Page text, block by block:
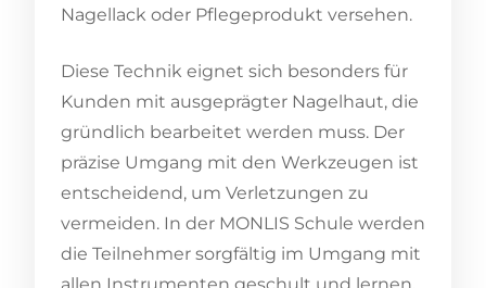
Nagellack oder Pflegeprodukt versehen.
Diese Technik eignet sich besonders für
Kunden mit ausgeprägter Nagelhaut, die
gründlich bearbeitet werden muss. Der
präzise Umgang mit den Werkzeugen ist
entscheidend, um Verletzungen zu
vermeiden. In der MONLIS Schule werden
die Teilnehmer sorgfältig im Umgang mit
allen Instrumenten geschult und lernen,